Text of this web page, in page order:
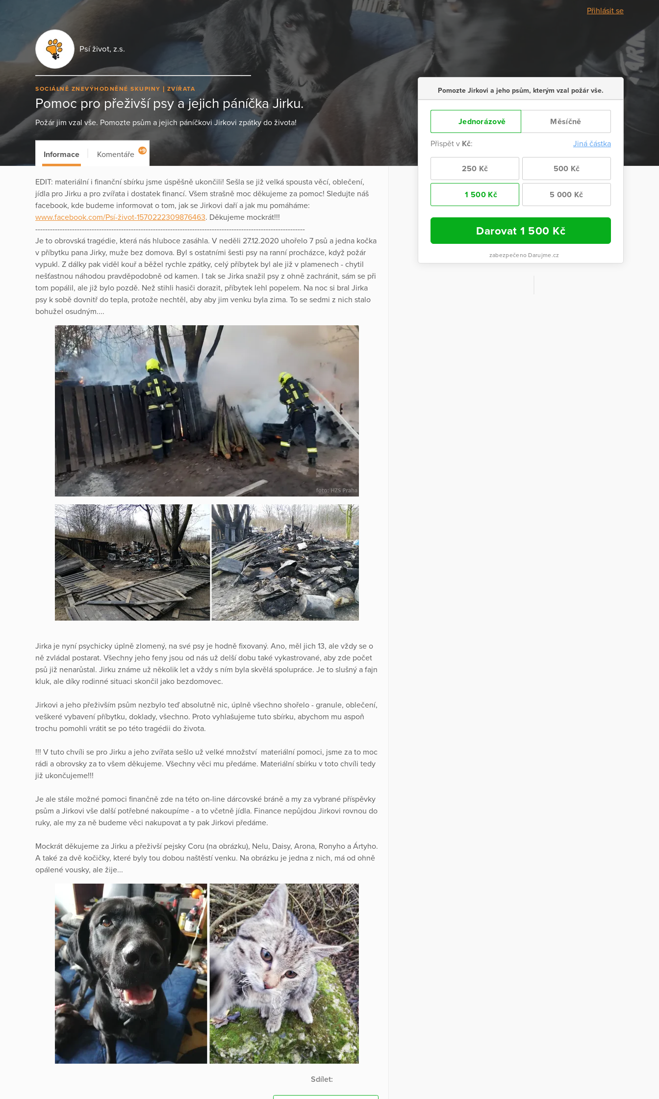
Přihlásit se
Psí život, z.s.
SOCIÁLNĚ ZNEVÝHODNĚNÉ SKUPINY ZVÍŘATA
Pomoc pro přeživší psy a jejich páníčka Jirku.
Požár jim vzal vše. Pomozte psům a jejich páníčkovi Jirkovi zpátky do života!
Pomozte Jirkovi a jeho psům, kterým vzal požár vše.
Jednorázově Měsíčně
Přispět v Kč: Jiná částka
250 Kč 500 Kč
1 500 Kč 5 000 Kč
Darovat 1 500 Kč
zabezpečeno Darujme.cz
Informace Komentáře +9
EDIT: materiální i finanční sbírku jsme úspěšně ukončili! Sešla se již velká spousta věcí, oblečení,
jídla pro Jirku a pro zvířata i dostatek financí. Všem strašně moc děkujeme za pomoc! Sledujte náš
facebook, kde budeme informovat o tom, jak se Jirkovi daří a jak mu pomáháme:
www.facebook.com/Psí-život-1570222309876463. Děkujeme mockrát!!!
--------------------------------------------------------------------------------------------------------------
Je to obrovská tragédie, která nás hluboce zasáhla. V neděli 27.12.2020 uhořelo 7 psů a jedna kočka
v příbytku pana Jirky, muže bez domova. Byl s ostatními šesti psy na ranní procházce, když požár
vypukl. Z dálky pak viděl kouř a běžel rychle zpátky, celý příbytek byl ale již v plamenech - chytil
nešťastnou náhodou pravděpodobně od kamen. I tak se Jirka snažil psy z ohně zachránit, sám se při
tom popálil, ale již bylo pozdě. Než stihli hasiči dorazit, příbytek lehl popelem. Na noc si bral Jirka
psy k sobě dovnitř do tepla, protože nechtěl, aby aby jim venku byla zima. To se sedmi z nich stalo
bohužel osudným....
Jirka je nyní psychicky úplně zlomený, na své psy je hodně fixovaný. Ano, měl jich 13, ale vždy se o
ně zvládal postarat. Všechny jeho feny jsou od nás už delší dobu také vykastrované, aby zde počet
psů již nenarůstal. Jirku známe už několik let a vždy s ním byla skvělá spolupráce. Je to slušný a fajn
kluk, ale díky rodinné situaci skončil jako bezdomovec.
Jirkovi a jeho přeživším psům nezbylo teď absolutně nic, úplně všechno shořelo - granule, oblečení,
veškeré vybavení příbytku, doklady, všechno. Proto vyhlašujeme tuto sbírku, abychom mu aspoň
trochu pomohli vrátit se po této tragédii do života.
!!! V tuto chvíli se pro Jirku a jeho zvířata sešlo už velké množství materiální pomoci, jsme za to moc
rádi a obrovsky za to všem děkujeme. Všechny věci mu předáme. Materiální sbírku v toto chvíli tedy
již ukončujeme!!!
Je ale stále možné pomoci finančně zde na této on-line dárcovské bráně a my za vybrané příspěvky
psům a Jirkovi vše další potřebné nakoupíme - a to včetně jídla. Finance nepůjdou Jirkovi rovnou do
ruky, ale my za ně budeme věci nakupovat a ty pak Jirkovi předáme.
Mockrát děkujeme za Jirku a přeživší pejsky Coru (na obrázku), Nelu, Daisy, Arona, Ronyho a Ártyho.
A také za dvě kočičky, které byly tou dobou naštěstí venku. Na obrázku je jedna z nich, má od ohně
opálené vousky, ale žije...
Sdílet: